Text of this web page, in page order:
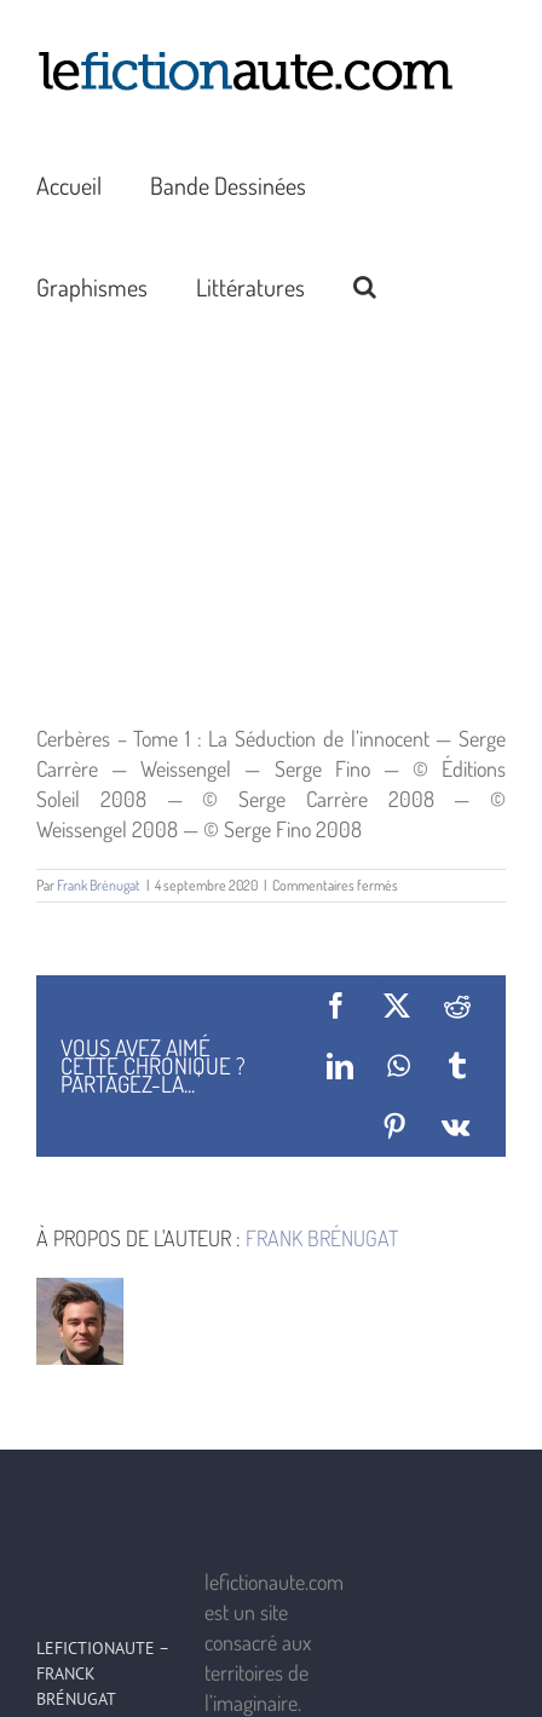
contenu
Accueil Bande Dessinées
Graphismes Littératures
Cerbères – Tome 1 : La Séduction de l’innocent — Serge
Carrère — Weissengel — Serge Fino — © Éditions
Soleil 2008 — © Serge Carrère 2008 — ©
Weissengel 2008 — © Serge Fino 2008
Par Frank Brénugat | 4 septembre 2020 | Commentaires fermés
Cerbères
:
La
Séduction
l’innocent
VOUS AVEZ AIMÉ
CETTE CHRONIQUE ?
PARTAGEZ-LA...
Facebook
X Reddit
LinkedInWhatsApp
Tumblr
Pinterest
Vk
À PROPOS DE L'AUTEUR : FRANK BRÉNUGAT
LEFICTIONAUTE –
FRANCK
BRÉNUGAT
lefictionaute.com
est un site
consacré aux
territoires de
l’imaginaire.